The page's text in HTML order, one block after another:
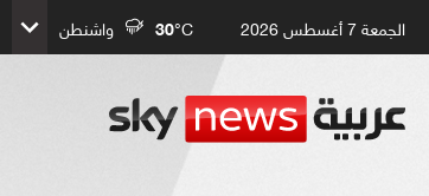
الجمعة 7 أغسطس 2026 30°C واشنطن